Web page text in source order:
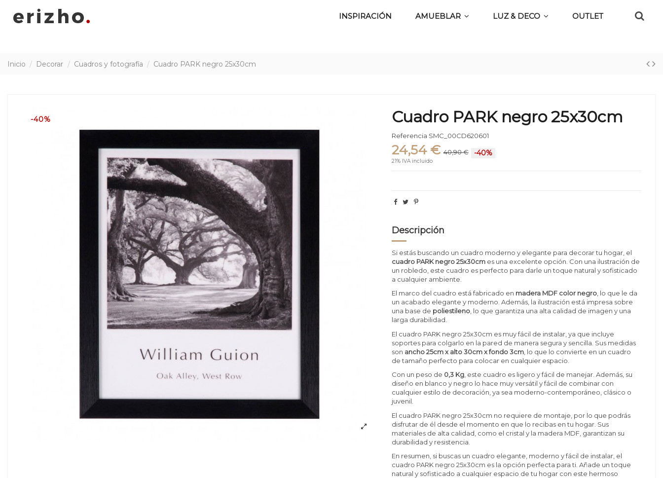
INSPIRACIÓN AMUEBLAR LUZ & DECO OUTLET
Inicio Decorar Cuadros y fotografía Cuadro PARK negro 25x30cm
-40% Cuadro PARK negro 25x30cm
Referencia SMC_00CD620601
24,54 € 40,90 € -40%
21% IVA incluido
Descripción
Si estás buscando un cuadro moderno y elegante para decorar tu hogar, el
cuadro PARK negro 25x30cm es una excelente opción. Con una ilustración de
un robledo, este cuadro es perfecto para darle un toque natural y sofisticado
a cualquier ambiente.
El marco del cuadro está fabricado en madera MDF color negro, lo que le da
un acabado elegante y moderno. Además, la ilustración está impresa sobre
una base de poliestileno, lo que garantiza una alta calidad de imagen y una
larga durabilidad.
El cuadro PARK negro 25x30cm es muy fácil de instalar, ya que incluye
soportes para colgarlo en la pared de manera segura y sencilla. Sus medidas
son ancho 25cm x alto 30cm x fondo 3cm , lo que lo convierte en un cuadro
de tamaño perfecto para colocar en cualquier espacio.
Con un peso de 0,3 Kg, este cuadro es ligero y fácil de manejar. Además, su
diseño en blanco y negro lo hace muy versátil y fácil de combinar con
cualquier estilo de decoración, ya sea moderno-contemporáneo, clásico o
juvenil.
El cuadro PARK negro 25x30cm no requiere de montaje, por lo que podrás
disfrutar de él desde el momento en que lo recibas en tu hogar. Sus
materiales de alta calidad, como el cristal y la madera MDF, garantizan su
durabilidad y resistencia.
En resumen, si buscas un cuadro elegante, moderno y fácil de instalar, el
cuadro PARK negro 25x30cm es la opción perfecta para ti. Añade un toque
natural y sofisticado a cualquier espacio de tu hogar con este hermoso